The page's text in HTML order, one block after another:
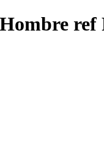
ref